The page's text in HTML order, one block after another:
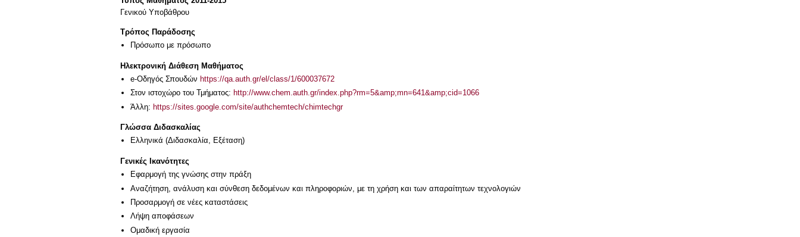
Γενικού Υποβάθρου
Τρόπος Παράδοσης
Πρόσωπο με πρόσωπο
Ηλεκτρονική Διάθεση Μαθήματος
e-Οδηγός Σπουδών https://qa.auth.gr/el/class/1/600037672
Στον ιστοχώρο του Τμήματος: http://www.chem.auth.gr/index.php?rm=5&amp;mn=641&amp;cid=1066
Άλλη: https://sites.google.com/site/authchemtech/chimtechgr
Γλώσσα Διδασκαλίας
Ελληνικά (Διδασκαλία, Εξέταση)
Γενικές Ικανότητες
Εφαρμογή της γνώσης στην πράξη
Αναζήτηση, ανάλυση και σύνθεση δεδομένων και πληροφοριών, με τη χρήση και των απαραίτητων τεχνολογιών
Προσαρμογή σε νέες καταστάσεις
Λήψη αποφάσεων
Ομαδική εργασία